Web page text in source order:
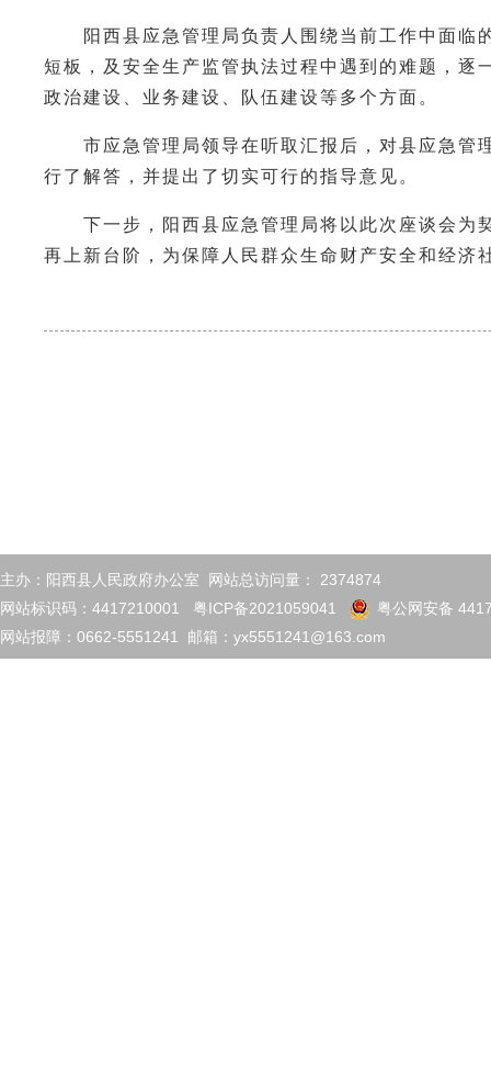
阳西县应急管理局负责人围绕当前工作中面临
短板，及安全生产监管执法过程中遇到的难题，
政治建设、业务建设、队伍建设等多个方面。
市应急管理局领导在听取汇报后，对县应急管
行了解答，并提出了切实可行的指导意见。
下一步，阳西县应急管理局将以此次座谈会为
再上新台阶，为保障人民群众生命财产安全和经济
主办：阳西县人民政府办公室 网站总访问量： 2374874
网站标识码：4417210001 粤ICP备2021059041
粤公网安备
网站报障：0662-5551241 邮箱：yx5551241@163.com